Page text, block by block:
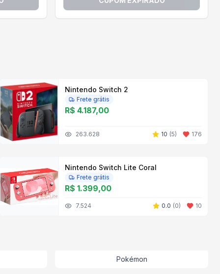
Nintendo Switch 2
Frete grátis
R$ 4.187,00
263.628 10 (5) 176
Nintendo Switch Lite Coral
Frete grátis
R$ 1.399,00
7.524 0.0 (0) 10
Pokémon